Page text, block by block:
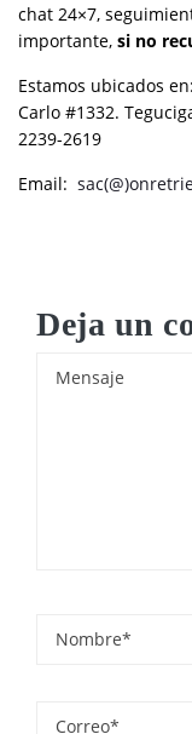
chat 24×7,
importante, si no
Estamos ubicados
Carlo #1332.
2239-2619
Email:
Deja un